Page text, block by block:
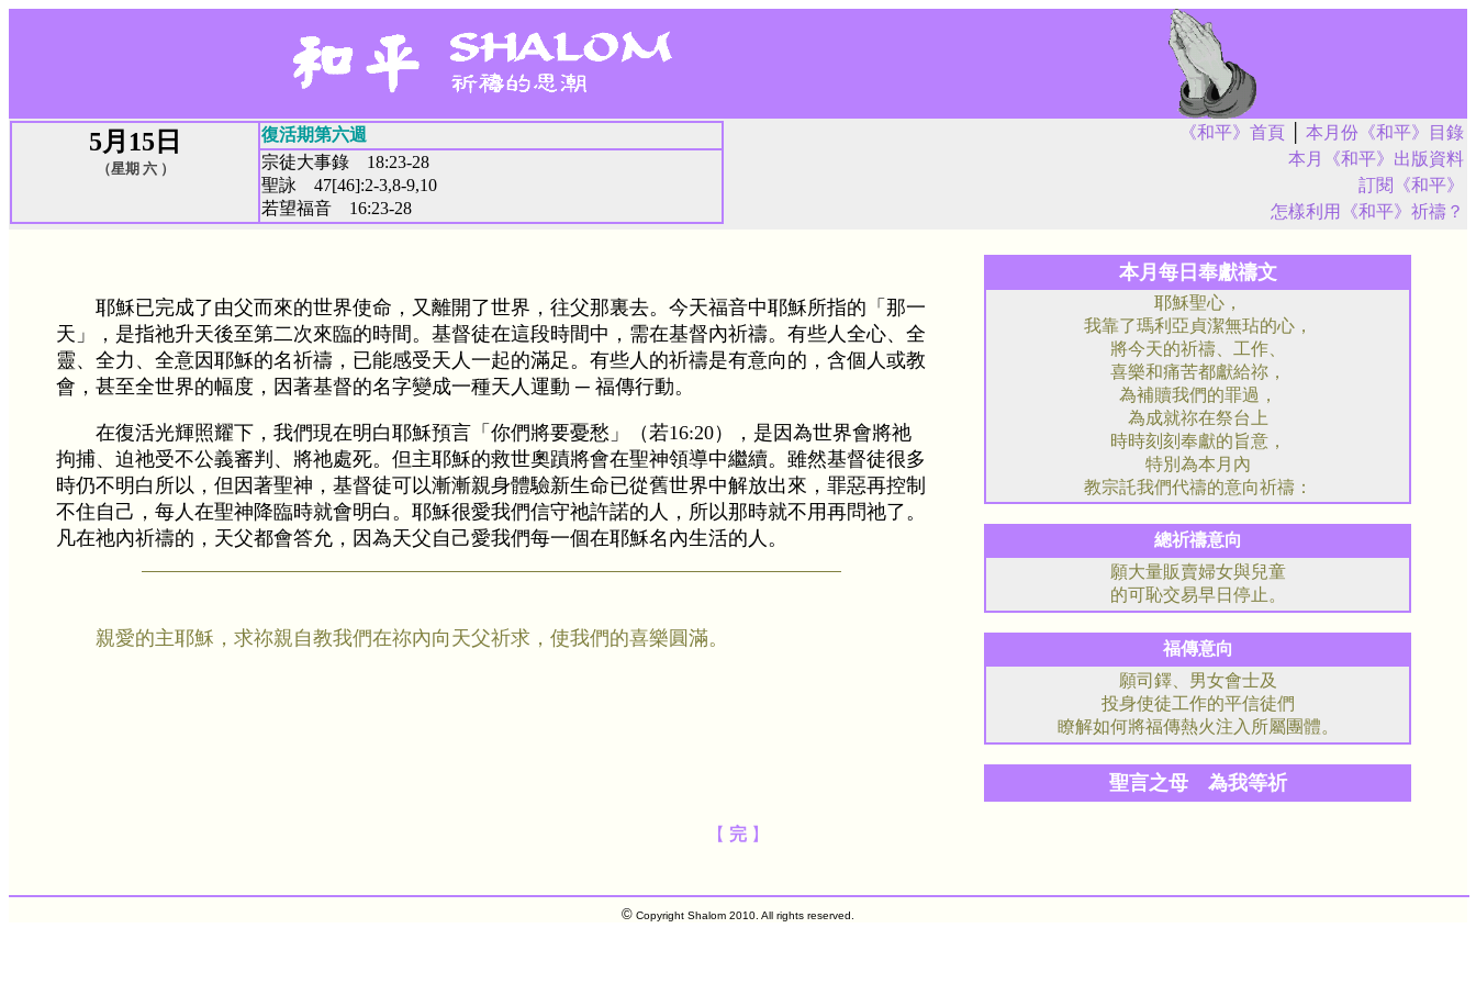
5月15日
（星期 六 ）
復活期第六週
宗徒大事錄 18:23-28
聖詠 47[46]:2-3,8-9,10
若望福音 16:23-28
《和平》首頁
本月份《和平》目錄
本月《和平》出版資料
訂閱《和平》
怎樣利用《和平》祈禱？
耶穌已完成了由父而來的世界使命，又離開了世界，往父那裏去。今天福音中耶穌所指的「那一
天」，是指祂升天後至第二次來臨的時間。基督徒在這段時間中，需在基督內祈禱。有些人全心、全
靈、全力、全意因耶穌的名祈禱，已能感受天人一起的滿足。有些人的祈禱是有意向的，含個人或教
會，甚至全世界的幅度，因著基督的名字變成一種天人運動 ─ 福傳行動。
在復活光輝照耀下，我們現在明白耶穌預言「你們將要憂愁」（若16:20），是因為世界會將祂
拘捕、迫祂受不公義審判、將祂處死。但主耶穌的救世奧蹟將會在聖神領導中繼續。雖然基督徒很多
時仍不明白所以，但因著聖神，基督徒可以漸漸親身體驗新生命已從舊世界中解放出來，罪惡再控制
不住自己，每人在聖神降臨時就會明白。耶穌很愛我們信守祂許諾的人，所以那時就不用再問祂了。
凡在祂內祈禱的，天父都會答允，因為天父自己愛我們每一個在耶穌名內生活的人。
親愛的主耶穌，求祢親自教我們在祢內向天父祈求，使我們的喜樂圓滿。
本月每日奉獻禱文
耶穌聖心，
我靠了瑪利亞貞潔無玷的心，
將今天的祈禱、工作、
喜樂和痛苦都獻給祢，
為補贖我們的罪過，
為成就祢在祭台上
時時刻刻奉獻的旨意，
特別為本月內
教宗託我們代禱的意向祈禱：
總祈禱意向
願大量販賣婦女與兒童
的可恥交易早日停止。
福傳意向
願司鐸、男女會士及
投身使徒工作的平信徒們
瞭解如何將福傳熱火注入所屬團體。
聖言之母 為我等祈
【 完 】
© Copyright Shalom 2010. All rights reserved.